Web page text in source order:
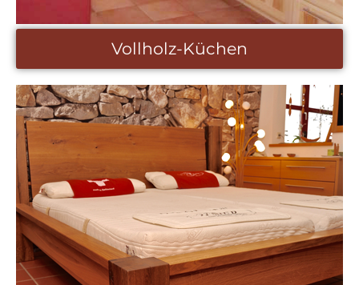
Vollholz-Küchen
Unsere Küchen sind maßgeschreinert. Wir möchten
auf IHRE Individualität eingehen und auch
Vorstellungen von IHNEN realisieren. Lassen Sie also
Ihre Fantasie spielen und dadurch das Möbel zu
IHREM Möbel werden.
mehr erfahren
Vollholz-Küchen